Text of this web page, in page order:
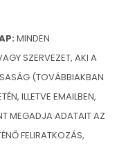
MINDEN
SZERVEZET, AKI A
(TOVÁBBIAKBAN
ILLETVE EMAILBEN,
MEGADJA ADATAIT AZ
FELIRATKOZÁS,